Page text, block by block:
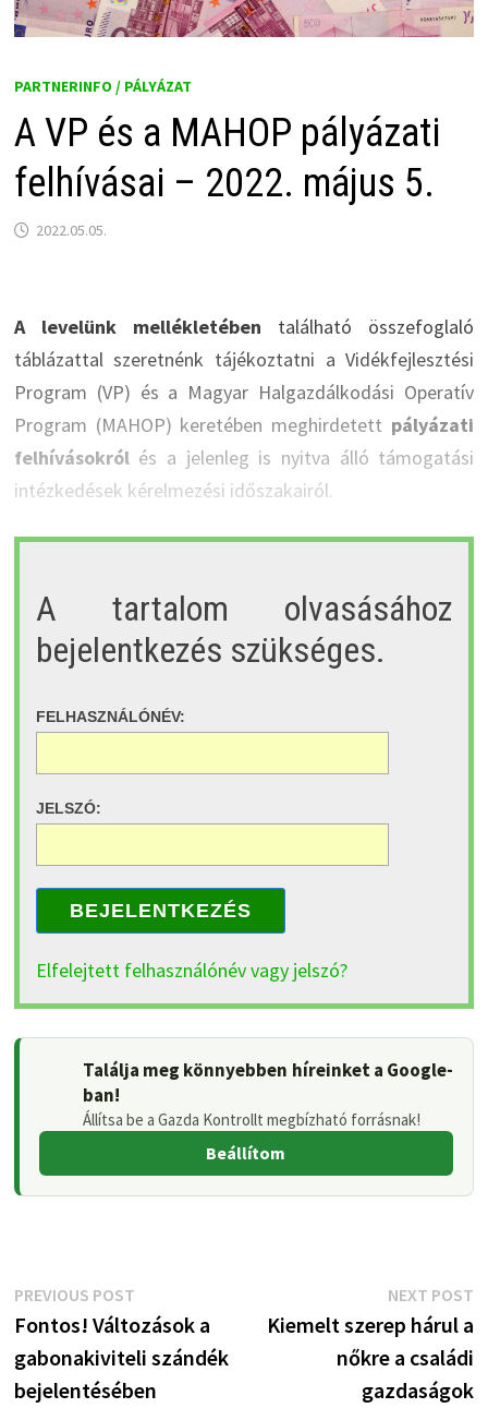
PARTNERINFO / PÁLYÁZAT
A VP és a MAHOP pályázati
felhívásai – 2022. május 5.
2022.05.05.
A levelünk mellékletében található összefoglaló
táblázattal szeretnénk tájékoztatni a Vidékfejlesztési
Program (VP) és a Magyar Halgazdálkodási Operatív
Program (MAHOP) keretében meghirdetett pályázati
felhívásokrólés a jelenleg is nyitva álló támogatási
intézkedések kérelmezési időszakairól.
A tartalom olvasásához
bejelentkezés szükséges.
FELHASZNÁLÓNÉV:
JELSZÓ:
BEJELENTKEZÉS
Elfelejtett felhasználónév vagy jelszó?
Találja meg könnyebben híreinket a Google-
ban!
Állítsa be a Gazda Kontrollt megbízható forrásnak!
Beállítom
Bejegyzés
navigáció
PREVIOUS POSTPrevious
post:
Fontos! Változások a
gabonakiviteli szándék
bejelentésében
NEXT POST
Kiemelt szerep hárul a
nőkre a családi
gazdaságok